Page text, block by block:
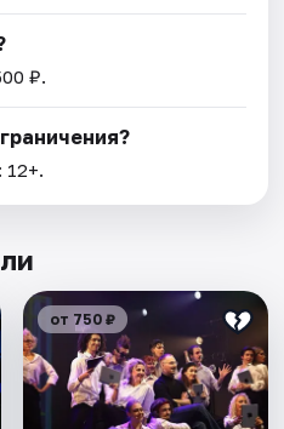
₽.
12+.
от 750 ₽